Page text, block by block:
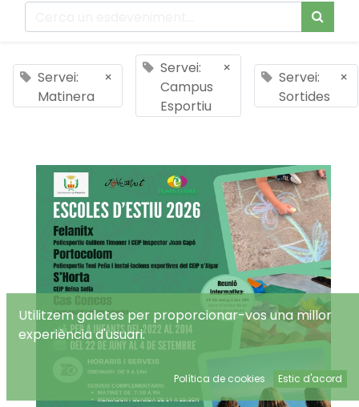
Servei:
Matinera
×
Servei:
Campus
Esportiu
×
Servei:
Sortides
×
Utilitzem galetes per proporcionar-vos una millor
experiència d'usuari.
Política de cookies Estic d'acord